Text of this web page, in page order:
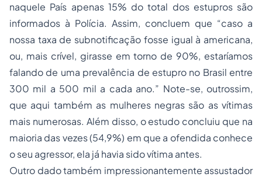
naquele País apenas 15% do total dos estupros são
informados à Polícia. Assim, concluem que “caso a
nossa taxa de subnotificação fosse igual à americana,
ou, mais crível, girasse em torno de 90%, estaríamos
falando de uma prevalência de estupro no Brasil entre
300 mil a 500 mil a cada ano.” Note-se, outrossim,
que aqui também as mulheres negras são as vítimas
mais numerosas. Além disso, o estudo concluiu que na
maioria das vezes (54,9%) em que a ofendida conhece
o seu agressor, ela já havia sido vítima antes.
Outro dado também impressionantemente assustador